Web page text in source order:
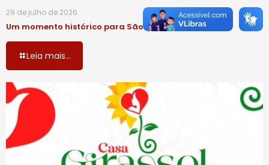
29 de julho de 2026
Um momento histórico para São Bento do Una!
Leia mais...